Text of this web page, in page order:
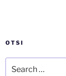
OTSI
for: